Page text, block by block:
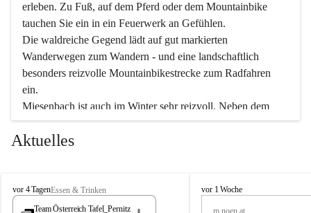
erleben. Zu Fuß, auf dem Pferd oder dem Mountainbike
tauchen Sie ein in ein Feuerwerk an Gefühlen.
Die waldreiche Gegend lädt auf gut markierten
Wanderwegen zum Wandern - und eine landschaftlich
besonders reizvolle Mountainbikestrecke zum Radfahren
ein.
Miesenbach ist auch im Winter sehr reizvoll. Neben dem
Eisstockschießen gibt es auf dem nahe gelegenen Unterberg
wunderschöne Naturschneepisten, die zum Schifahren oder
vielfältige Angebot unserer Kulturvereine.
Aktuelles
M
i
vor 4 TagenEssen & Trinken
Team Österreich Tafel_Pernitz
M
vor 1 Woche
m.noen.at